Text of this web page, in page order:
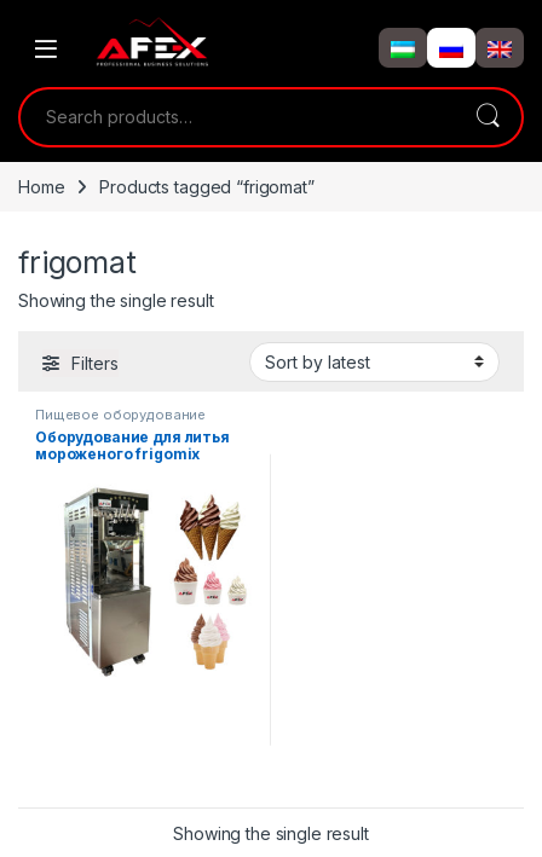
Search for:
Home Products tagged “frigomat”
frigomat
Showing the single result
Filters
Пищевое оборудование
Оборудование для литья
мороженого frigomix
Showing the single result